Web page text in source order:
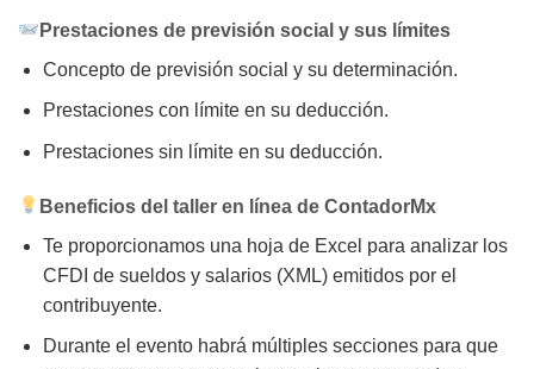
Prestaciones de previsión social y sus límites
Concepto de previsión social y su determinación.
Prestaciones con límite en su deducción.
Prestaciones sin límite en su deducción.
Beneficios del taller en línea de ContadorMx
Te proporcionamos una hoja de Excel para analizar los
CFDI de sueldos y salarios (XML) emitidos por el
contribuyente.
Durante el evento habrá múltiples secciones para que